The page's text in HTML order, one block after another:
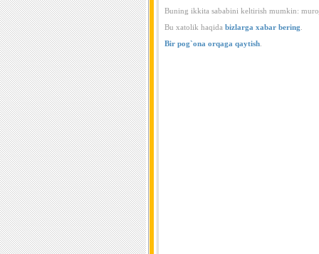
Buning ikkita sababini keltirish mumkin:
Bu xatolik haqida bizlarga xabar bering
Bir pog`ona orqaga qaytish.